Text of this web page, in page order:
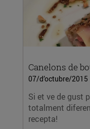
Canelons de
07/d’octubre/2015
Si et ve de gust
totalment
recepta!